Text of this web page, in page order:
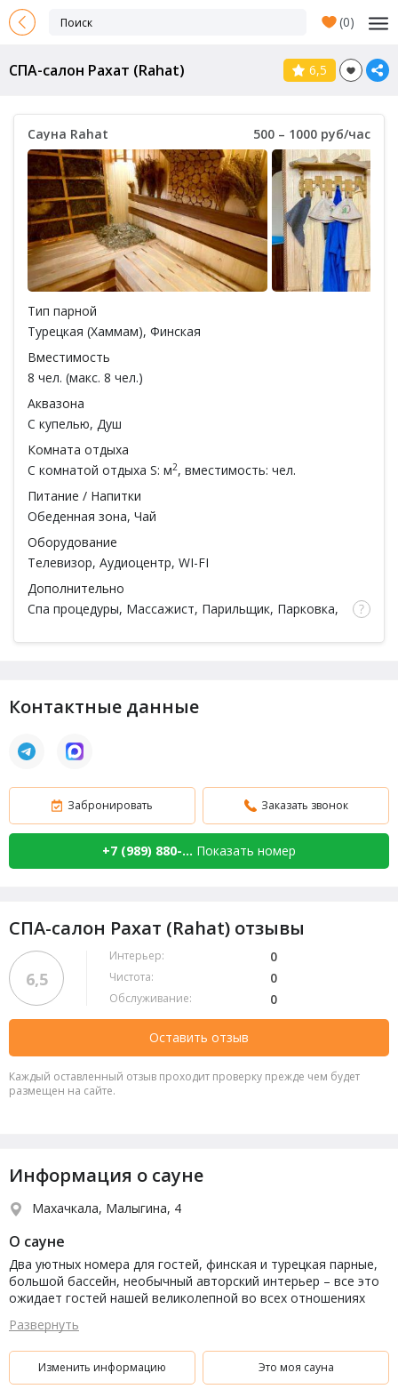
(0)
СПА-салон Рахат (Rahat) 6,5
Сауна Rahat 500 – 1000 руб/час
Тип парной
Турецкая (Хаммам), Финская
Вместимость
8 чел. (макс. 8 чел.)
Аквазона
С купелью, Душ
Комната отдыха
С комнатой отдыха S: м2, вместимость: чел.
Питание / Напитки
Обеденная зона, Чай
Оборудование
Телевизор, Аудиоцентр, WI-FI
Дополнительно
Спа процедуры, Массажист, Парильщик, Парковка,
Контактные данные
Забронировать Заказать звонок
+7 (989) 880-... Показать номер
СПА-салон Рахат (Rahat) отзывы
6,5
Интерьер: 0
Чистота: 0
Обслуживание: 0
Оставить отзыв
Каждый оставленный отзыв проходит проверку прежде чем будет
размещен на сайте.
Информация о сауне
Махачкала, Малыгина, 4
О сауне
Два уютных номера для гостей, финская и турецкая парные,
большой бассейн, необычный авторский интерьер – все это
ожидает гостей нашей великолепной во всех отношениях
Развернуть
Изменить информацию Это моя сауна